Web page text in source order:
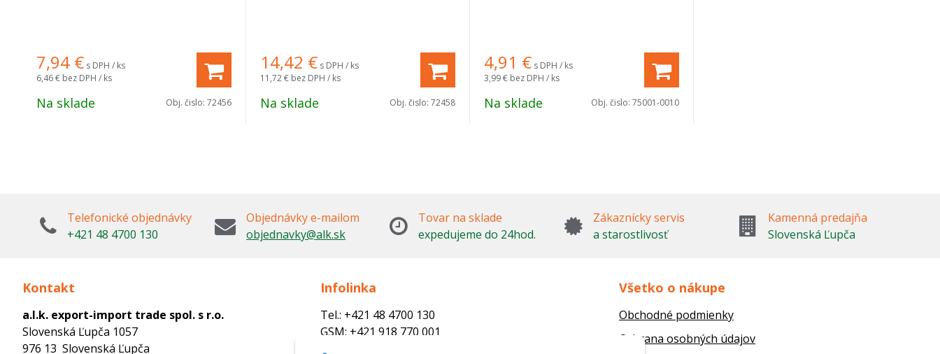
7,94 € s DPH / ks
6,46 € bez DPH / ks
Na sklade Obj. čislo: 72456
14,42 € s DPH / ks
11,72 € bez DPH / ks
Na sklade Obj. čislo: 72458
4,91 € s DPH / ks
3,99 € bez DPH / ks
Na sklade Obj. čislo: 75001-0010
Telefonické objednávky
+421 48 4700 130
Objednávky e-mailom
objednavky@alk.sk
Tovar na sklade
expedujeme do 24hod.
Zákaznícky servis
a starostlivosť
Kamenná predajňa
Slovenská Ľupča
Kontakt
a.l.k. export-import trade spol. s r.o.
Slovenská Ľupča 1057
976 13 Slovenská Ľupča
Infolinka
Tel.: +421 48 4700 130
GSM: +421 918 770 001
Všetko o nákupe
Obchodné podmienky
Ochrana osobných údajov